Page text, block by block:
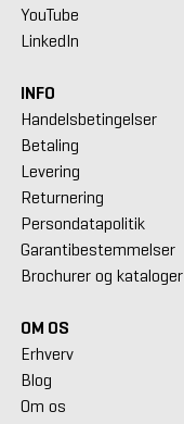
YouTube
LinkedIn
INFO
Handelsbetingelser
Betaling
Levering
Returnering
Persondatapolitik
Garantibestemmelser
Brochurer og kataloger
OM OS
Erhverv
Blog
Om os